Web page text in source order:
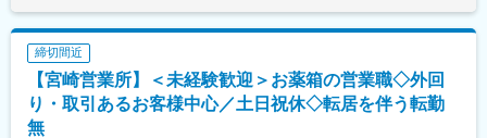
宮崎営業所：正社員31名（男性24名・女性7名）
変更の範囲：会社の定める業務
《具体的には...》
■新薬のプロモーション
■長期収載品の市場拡大
■ジェネリック医薬品のプロモーション
※プロジェクトの状況によっては、選考保留（ご紹介できるプロジ
ェクトが出るまで保留）となる場合もございますのであらかじめ
締切間近
【宮崎営業所】＜未経験歓迎＞お薬箱の営業職◇外回
り・取引あるお客様中心／土日祝休◇転居を伴う転勤
無